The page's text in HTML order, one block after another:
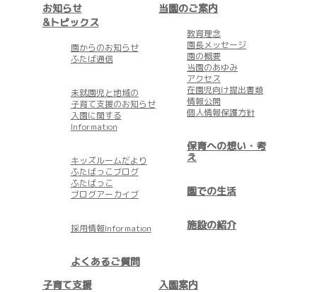
お知らせ
&トピックス
園からのお知らせ
ふたば通信
未就園児と地域の
子育て支援のお知らせ
入園に関する
Information
キッズルームだより
ふたばっこブログ
ふたばっこ
ブログアーカイブ
採用情報Information
よくあるご質問
当園のご案内
教育理念
園長メッセージ
園の概要
当園のあゆみ
アクセス
在園児向け提出書類
情報公開
個人情報保護方針
保育への想い・考
え
園での生活
施設の紹介
子育て支援
入園案内